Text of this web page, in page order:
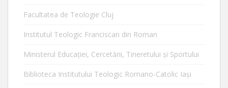
Facultatea de Teologie Cluj
Institutul Teologic Franciscan din Roman
Ministerul Educaţiei, Cercetării, Tineretului şi Sportului
Biblioteca Institutului Teologic Romano-Catolic Iaşi